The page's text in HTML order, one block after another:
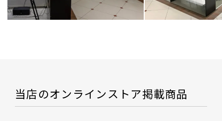
当店のオンラインストア掲載商品